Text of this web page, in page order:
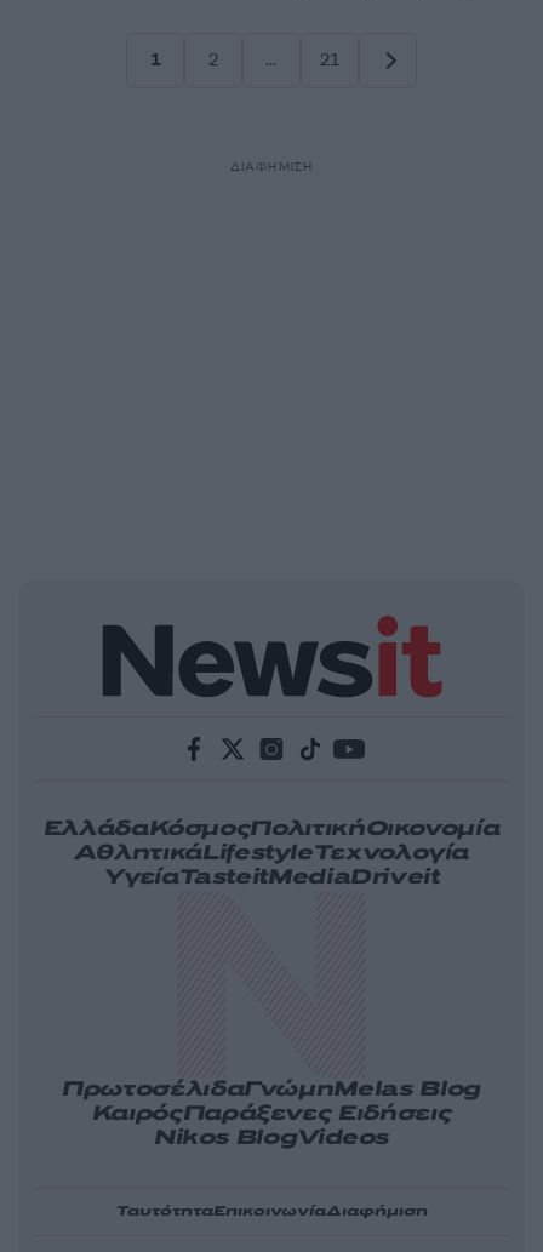
1
2
…
21
ΔΙΑΦΗΜΙΣΗ
ΕλλάδαΚόσμοςΠολιτικήΟικονομία
ΑθλητικάLifestyleΤεχνολογία
ΥγείαTasteitMediaDriveit
ΠρωτοσέλιδαΓνώμηMelas Blog
ΚαιρόςΠαράξενες Ειδήσεις
Nikos BlogVideos
ΤαυτότηταΕπικοινωνίαΔιαφήμιση